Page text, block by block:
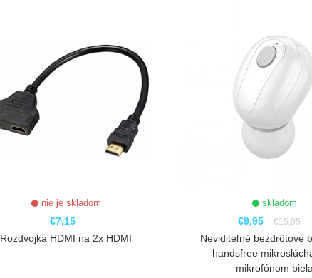
nie je skladom
€7,15
Rozdvojka HDMI na 2x HDMI
skladom
€9,95 €15,95
Neviditeľné bezdrôtové
handsfree
mikrofónom biela